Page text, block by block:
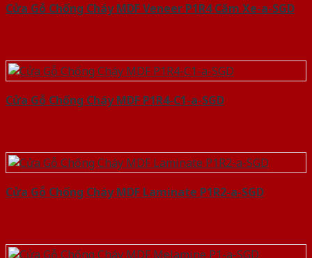
Cửa Gỗ Chống Cháy MDF Veneer P1R4 Căm Xe-a-SGD
Cửa Gỗ Chống Cháy MDF P1R4-C1-a-SGD
Cửa Gỗ Chống Cháy MDF Laminate P1R2-a-SGD